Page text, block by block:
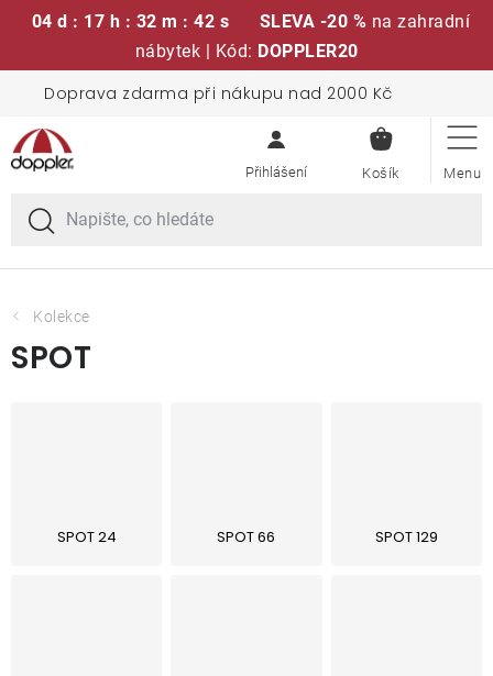
04 d : 17 h : 32 m : 41 s SLEVA -20 % na zahradní
nábytek | Kód: DOPPLER20
obsah
Doprava zdarma při nákupu nad 2000 Kč
KOŠÍK
Sedací soupravy
Slunečníky
Křesla a židle
Stoly
Kolekce
SPOT
SPOT 24 SPOT 66 SPOT 129